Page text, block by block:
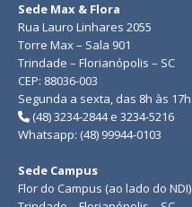
Sede Max & Flora
Rua Lauro Linhares 2055
Torre Max – Sala 901
Trindade – Florianópolis – SC
CEP: 88036-003
Segunda a sexta, das 8h às 17h
(48) 3234-2844 e 3234-5216
Whatsapp: (48) 99944-0103
Sede Campus
Flor do Campus (ao lado do NDI)